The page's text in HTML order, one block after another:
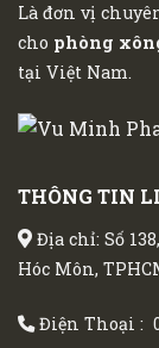
Là đơn vị
cho phòng
tại Việt Nam.
THÔNG TIN
Địa chỉ: Số
Hóc Môn,
Điện Thoại :